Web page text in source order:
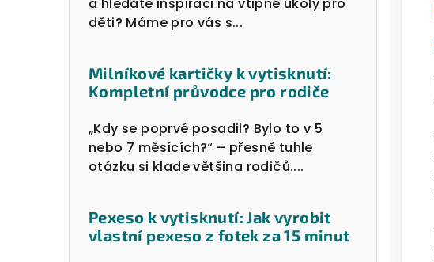
děti? Máme pro vás s...
Milníkové kartičky k vytisknutí:
Kompletní průvodce pro rodiče
„Kdy se poprvé posadil? Bylo to v 5
nebo 7 měsících?“ – přesně tuhle
otázku si klade většina rodičů....
Pexeso k vytisknutí: Jak vyrobit
vlastní pexeso z fotek za 15 minut